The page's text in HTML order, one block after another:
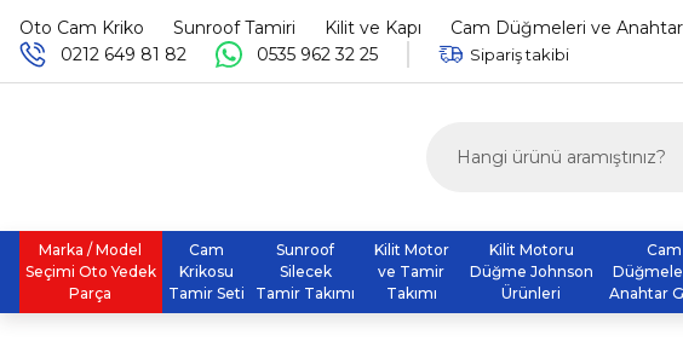
Oto Cam Kriko Sunroof Tamiri Kilit ve Kapı Cam Düğmeleri ve
0212 649 81 82
0535 962 32 25 Sipariş takibi
Marka / Model
Seçimi Oto Yedek
Parça
Cam
Krikosu
Tamir Seti
Sunroof
Silecek
Tamir Takımı
Kilit Motor
ve Tamir
Takımı
Kilit Motoru
Düğme Johnson
Ürünleri
Cam
Anahtar